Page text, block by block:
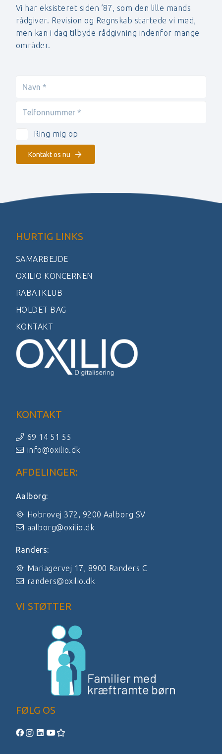
Vi har eksisteret siden ’87, som den lille mands
rådgiver. Revision og Regnskab startede vi med,
men kan i dag tilbyde rådgivning indenfor mange
områder.
Ring mig op
Kontakt os nu
HURTIG LINKS
SAMARBEJDE
OXILIO KONCERNEN
RABATKLUB
HOLDET BAG
KONTAKT
KONTAKT
69 14 51 55
info@oxilio.dk
AFDELINGER:
Aalborg:
Hobrovej 372, 9200 Aalborg SV
aalborg@oxilio.dk
Randers:
Mariagervej 17, 8900 Randers C
randers@oxilio.dk
VI STØTTER
FØLG OS